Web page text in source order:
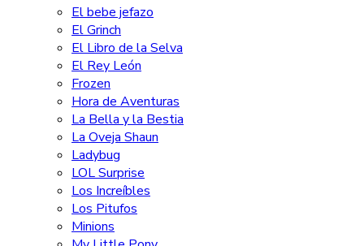
El bebe jefazo
El Grinch
El Libro de la Selva
El Rey León
Frozen
Hora de Aventuras
La Bella y la Bestia
La Oveja Shaun
Ladybug
LOL Surprise
Los Increíbles
Los Pitufos
Minions